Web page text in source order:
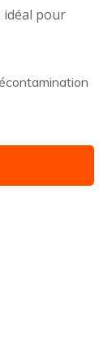
idéal pour